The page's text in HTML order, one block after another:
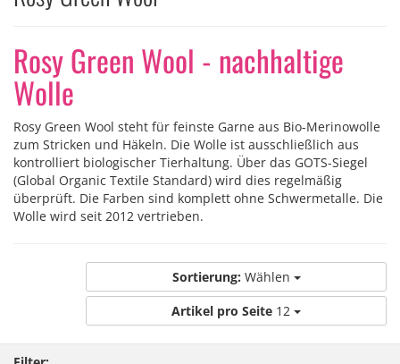
Rosy Green Wool - nachhaltige
Wolle
Rosy Green Wool steht für feinste Garne aus Bio-Merinowolle
zum Stricken und Häkeln. Die Wolle ist ausschließlich aus
kontrolliert biologischer Tierhaltung. Über das GOTS-Siegel
(Global Organic Textile Standard) wird dies regelmäßig
überprüft. Die Farben sind komplett ohne Schwermetalle. Die
Wolle wird seit 2012 vertrieben.
Sortierung: Wählen
Artikel pro Seite 12